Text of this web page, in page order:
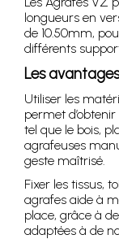
longueurs en
de 10.50mm,
différents
Les
Utiliser les
permet
tel que le bois,
agrafeuses
geste maîtrisé.
Fixer les tissus,
agrafes aide à
place, grâce à
adaptées à de